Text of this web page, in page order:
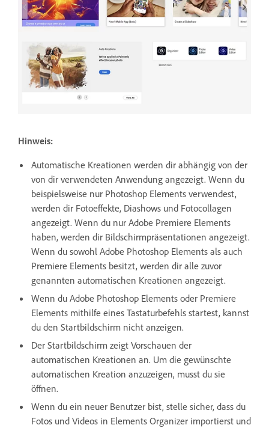
Hinweis:
Automatische Kreationen werden dir abhängig von der
von dir verwendeten Anwendung angezeigt. Wenn du
beispielsweise nur Photoshop Elements verwendest,
werden dir Fotoeffekte, Diashows und Fotocollagen
angezeigt. Wenn du nur Adobe Premiere Elements
haben, werden dir Bildschirmpräsentationen angezeigt.
Wenn du sowohl Adobe Photoshop Elements als auch
Premiere Elements besitzt, werden dir alle zuvor
genannten automatischen Kreationen angezeigt.
Wenn du Adobe Photoshop Elements oder Premiere
Elements mithilfe eines Tastaturbefehls startest, kannst
du den Startbildschirm nicht anzeigen.
Der Startbildschirm zeigt Vorschauen der
automatischen Kreationen an. Um die gewünschte
automatischen Kreation anzuzeigen, musst du sie
öffnen.
Wenn du ein neuer Benutzer bist, stelle sicher, dass du
Fotos und Videos in Elements Organizer importierst und